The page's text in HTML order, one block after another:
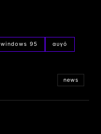
windows 95 αυγό
news